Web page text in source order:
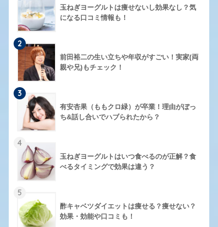
玉ねぎヨーグルトは痩せないし効果なし？気
になる口コミ情報も！
2
前田裕二の生い立ちや年収がすごい！実家(両
親や兄)もチェック！
3
有安杏果（ももクロ緑）が卒業！理由がぼっ
ち&話し合いでハブられたから？
4
玉ねぎヨーグルトはいつ食べるのが正解？食
べるタイミングで効果は違う？
5
酢キャベツダイエットは痩せる？痩せない？
効果・効能や口コミも！